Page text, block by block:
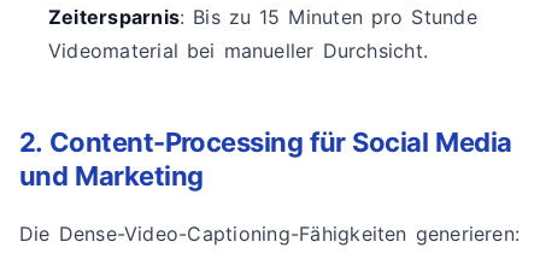
Zeitersparnis: Bis zu 15 Minuten pro Stunde
Videomaterial bei manueller Durchsicht.
2. Content-Processing für Social Media
und Marketing
Die Dense-Video-Captioning-Fähigkeiten generieren: